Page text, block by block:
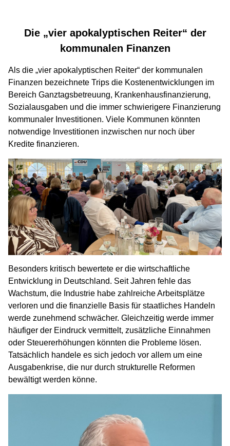
Die „vier apokalyptischen Reiter“ der
kommunalen Finanzen
Als die „vier apokalyptischen Reiter“ der kommunalen
Finanzen bezeichnete Trips die Kostenentwicklungen im
Bereich Ganztagsbetreuung, Krankenhausfinanzierung,
Sozialausgaben und die immer schwierigere Finanzierung
kommunaler Investitionen. Viele Kommunen könnten
notwendige Investitionen inzwischen nur noch über
Kredite finanzieren.
Besonders kritisch bewertete er die wirtschaftliche
Entwicklung in Deutschland. Seit Jahren fehle das
Wachstum, die Industrie habe zahlreiche Arbeitsplätze
verloren und die finanzielle Basis für staatliches Handeln
werde zunehmend schwächer. Gleichzeitig werde immer
häufiger der Eindruck vermittelt, zusätzliche Einnahmen
oder Steuererhöhungen könnten die Probleme lösen.
Tatsächlich handele es sich jedoch vor allem um eine
Ausgabenkrise, die nur durch strukturelle Reformen
bewältigt werden könne.